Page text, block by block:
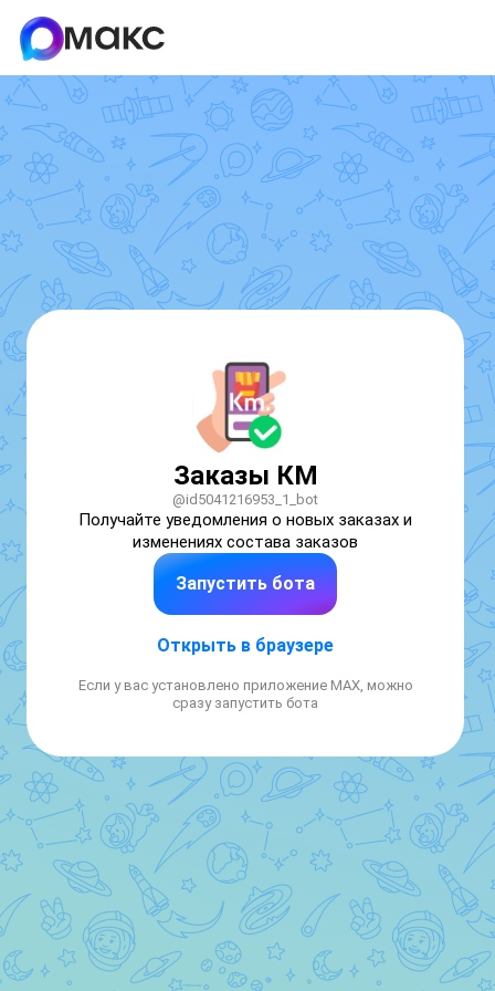
Заказы КМ
@id5041216953_1_bot
Получайте уведомления о новых заказах и
изменениях состава заказов
Запустить бота
Открыть в браузере
Если у вас установлено приложение MAX, можно
сразу запустить бота